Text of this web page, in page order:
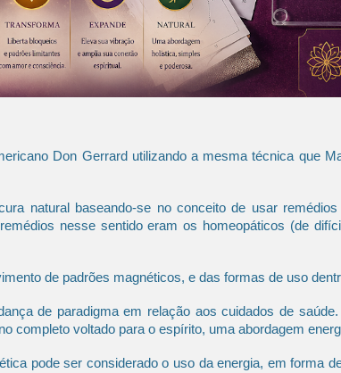
Don Gerrard utilizando a mesma técnica que
natural baseando-se no conceito de usar
nesse sentido eram os homeopáticos (de
de padrões magnéticos, e das formas de uso
de paradigma em relação aos cuidados de
completo voltado para o espírito, uma abordagem
pode ser considerado o uso da energia, em forma